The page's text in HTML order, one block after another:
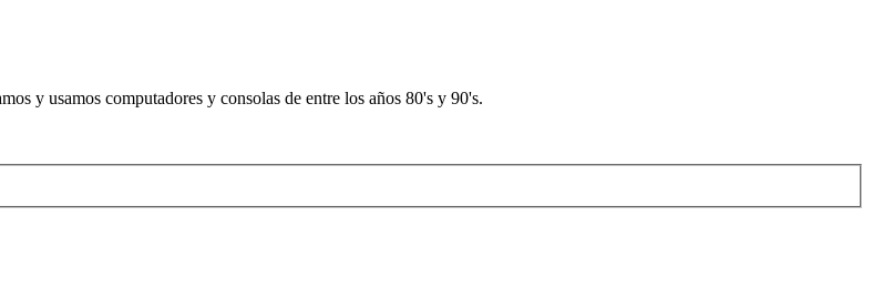
y usamos computadores y consolas de entre los años 80's y 90's.